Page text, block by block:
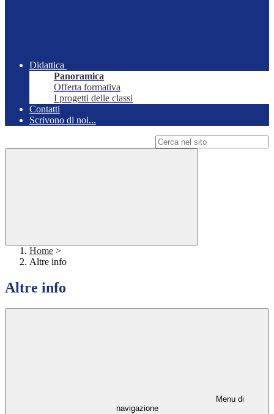
Didattica
Panoramica
Offerta formativa
I progetti delle classi
Contatti
Scrivono di noi...
Home >
Altre info
Altre info
Menu di
navigazione